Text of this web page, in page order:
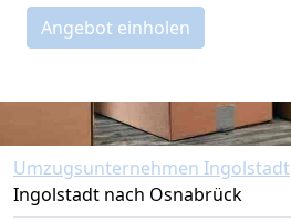
Angebot einholen
Umzugsunternehmen Ingolstadt
Ingolstadt nach Osnabrück